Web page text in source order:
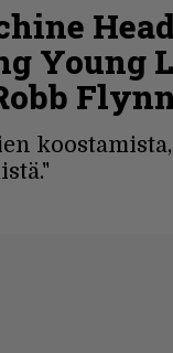
Young